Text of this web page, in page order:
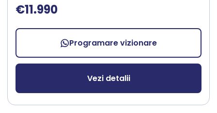
€11.990
Programare vizionare
Vezi detalii